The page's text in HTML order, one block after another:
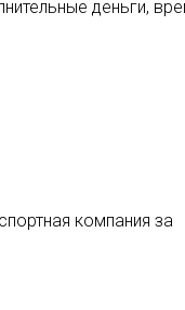
деньги,
компания за